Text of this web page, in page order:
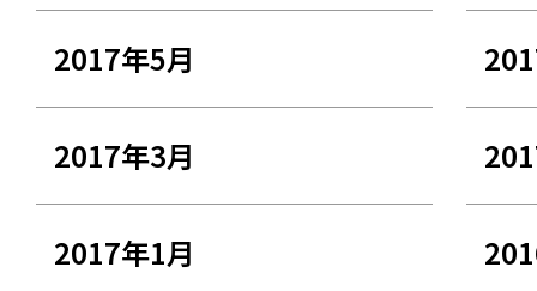
2017年5月
2017年3月
2017年1月